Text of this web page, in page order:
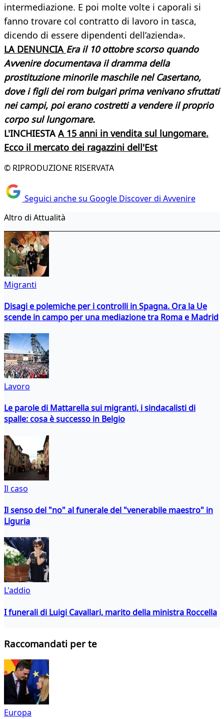
intermediazione. E poi molte volte i caporali si
fanno trovare col contratto di lavoro in tasca,
dicendo di essere dipendenti dell’azienda».
LA DENUNCIA Era il 10 ottobre scorso quando
Avvenire documentava il dramma della
prostituzione minorile maschile nel Casertano,
dove i figli dei rom bulgari prima venivano sfruttati
nei campi, poi erano costretti a vendere il proprio
corpo sul lungomare.
L'INCHIESTAA 15 anni in vendita sul lungomare.
Ecco il mercato dei ragazzini dell'Est
© RIPRODUZIONE RISERVATA
Seguici anche su Google Discover di Avvenire
Altro di Attualità
Migranti
Disagi e polemiche per i controlli in Spagna. Ora la Ue
scende in campo per una mediazione tra Roma e Madrid
Lavoro
Le parole di Mattarella sui migranti, i sindacalisti di
spalle: cosa è successo in Belgio
Il caso
Il senso del "no" al funerale del "venerabile maestro" in
Liguria
L'addio
I funerali di Luigi Cavallari, marito della ministra Roccella
Raccomandati per te
Europa